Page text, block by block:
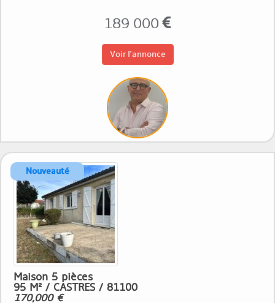
189 000
Voir l'annonce
Maison 5 pièces
95 M² / CASTRES / 81100
170,000 €